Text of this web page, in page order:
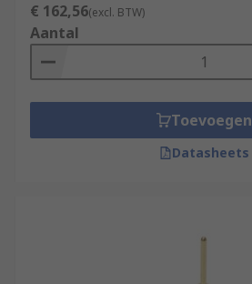
€ 162,56(excl. BTW)
Aantal
Toevoegen
Datasheets